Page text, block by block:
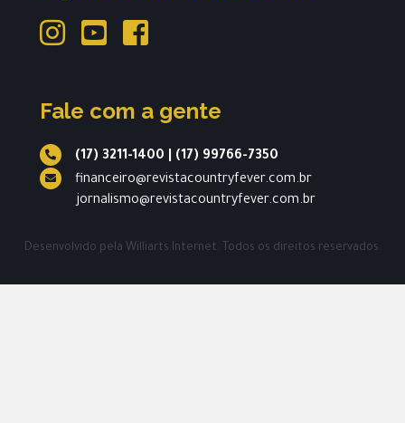
Fale com a gente
(17) 3211-1400
(17) 99766-7350
financeiro@revistacountryfever.com.br
jornalismo@revistacountryfever.com.br
Desenvolvido pela Williarts Internet. Todos os direitos reservados.